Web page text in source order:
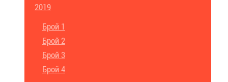
2019
Брой 1
Брой 2
Брой 3
Брой 4